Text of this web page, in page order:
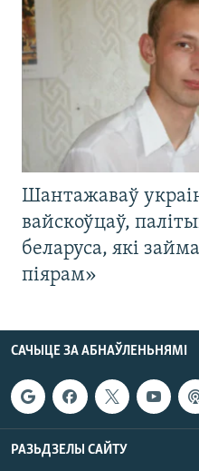
Шантажаваў
вайскоўцаў,
беларуса, які
піярам»
САЧЫЦЕ ЗА АБНАЎЛЕНЬНЯМІ
РАЗЬДЗЕЛЫ САЙТУ